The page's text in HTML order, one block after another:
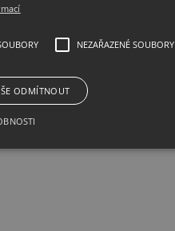
NEZAŘAZENÉ SOUBORY
ODMÍTNOUT